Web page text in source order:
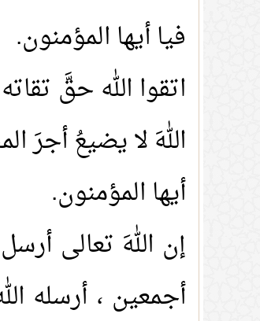
فيا أيها المؤمنون.
اتقوا الله حقَّ
اللهَ لا يضيعُ أجرَ
أيها المؤمنون.
إن اللهَ تعالى
أجمعين ، أرسله